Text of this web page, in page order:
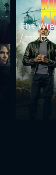
The
/ দ্যা